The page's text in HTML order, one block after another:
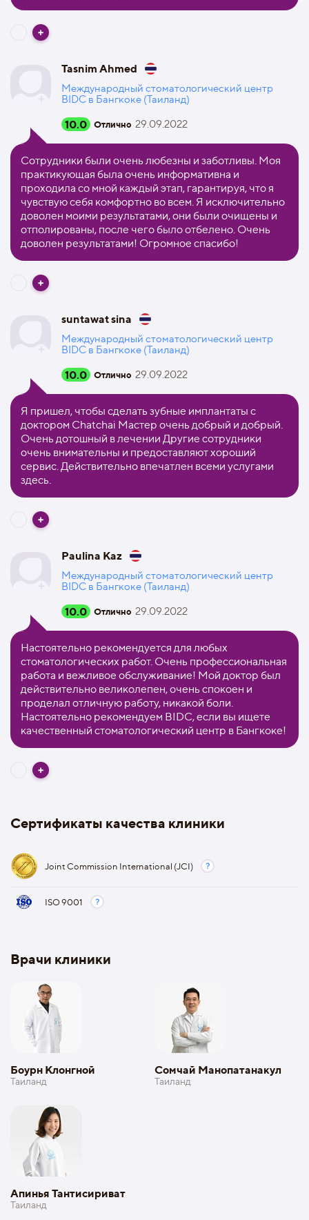
Tasnim Ahmed
Международный стоматологический центр
BIDC в Бангкоке (Таиланд)
10.0 Отлично 29.09.2022
Сотрудники были очень любезны и заботливы. Моя
практикующая была очень информативна и
проходила со мной каждый этап, гарантируя, что я
чувствую себя комфортно во всем. Я исключительно
доволен моими результатами, они были очищены и
отполированы, после чего было отбелено. Очень
доволен результатами! Огромное спасибо!
suntawat sina
Международный стоматологический центр
BIDC в Бангкоке (Таиланд)
10.0 Отлично 29.09.2022
Я пришел, чтобы сделать зубные имплантаты с
доктором Chatchai Мастер очень добрый и добрый.
Очень дотошный в лечении Другие сотрудники
очень внимательны и предоставляют хороший
сервис. Действительно впечатлен всеми услугами
здесь.
Paulina Kaz
Международный стоматологический центр
BIDC в Бангкоке (Таиланд)
10.0 Отлично 29.09.2022
Настоятельно рекомендуется для любых
стоматологических работ. Очень профессиональная
работа и вежливое обслуживание! Мой доктор был
действительно великолепен, очень спокоен и
проделал отличную работу, никакой боли.
Настоятельно рекомендуем BIDC, если вы ищете
качественный стоматологический центр в Бангкоке!
Сертификаты качества клиники
Joint Commission International (JCI)
ISO 9001
Врачи клиники
Боурн Клонгной
Таиланд
Сомчай Манопатанакул
Таиланд
Апинья Тантисириват
Таиланд